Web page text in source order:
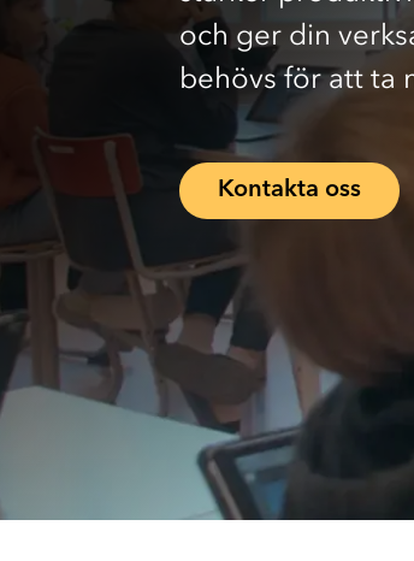
Digitala verktyg i skolan
AVS är certifierad medlem av det globala nätverket
och ger din
behövs för att ta
Kontakta oss